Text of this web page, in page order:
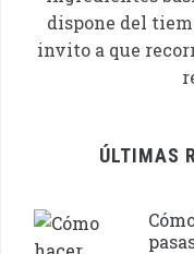
dispone del
invito a que
ÚLTIMAS